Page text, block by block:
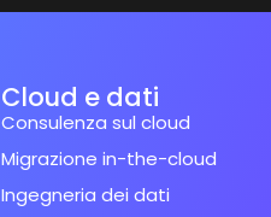
Cloud e dati
Consulenza sul cloud
Migrazione in-the-cloud
Ingegneria dei dati